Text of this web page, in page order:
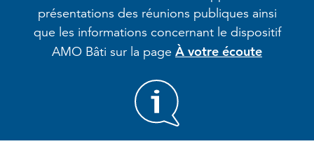
présentations des réunions publiques ainsi
que les informations concernant le dispositif
AMO Bâti sur la page À votre écoute